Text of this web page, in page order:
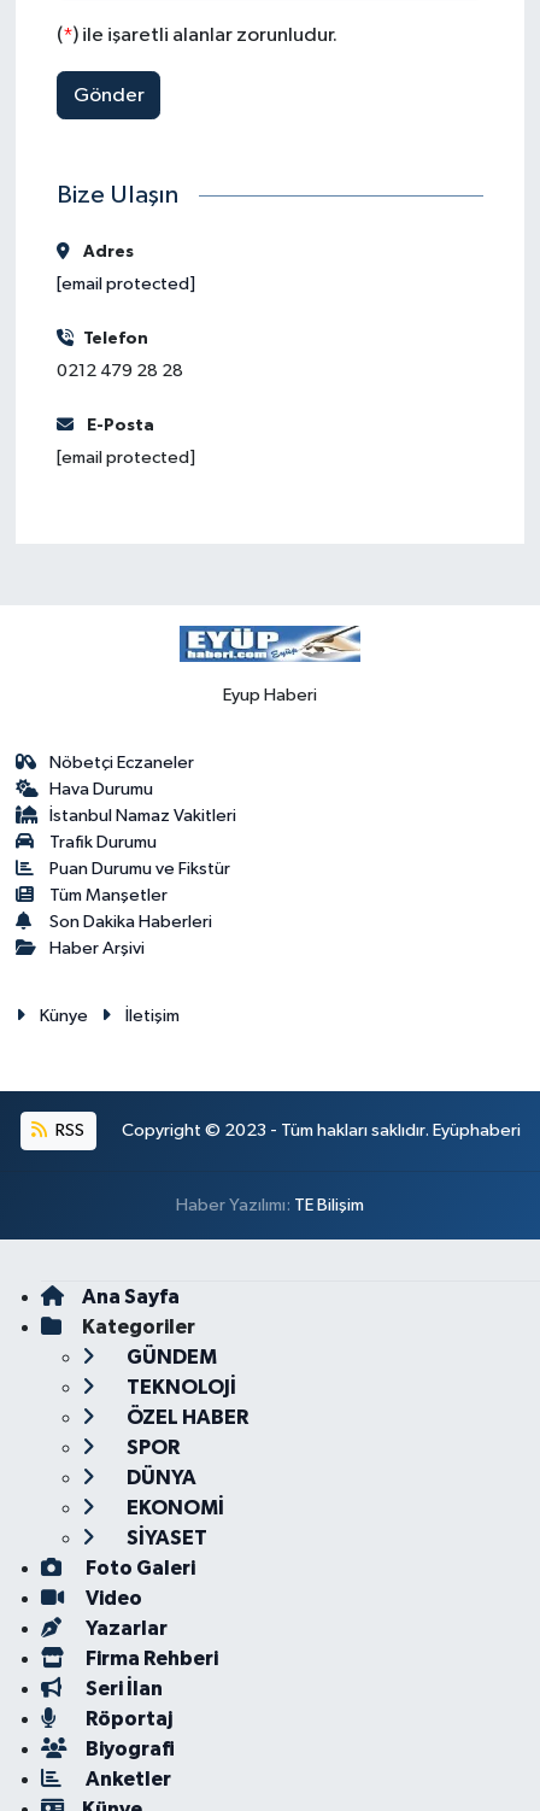
(*) ile işaretli alanlar zorunludur.
Gönder
Bize Ulaşın
Adres
[email protected]
Telefon
0212 479 28 28
E-Posta
[email protected]
Eyup Haberi
Nöbetçi Eczaneler
Hava Durumu
İstanbul Namaz Vakitleri
Trafik Durumu
Puan Durumu ve Fikstür
Tüm Manşetler
Son Dakika Haberleri
Haber Arşivi
Künye İletişim
RSS Copyright © 2023 - Tüm hakları saklıdır. Eyüphaberi
Haber Yazılımı: TE Bilişim
Ana Sayfa
Kategoriler
GÜNDEM
TEKNOLOJİ
ÖZEL HABER
SPOR
DÜNYA
EKONOMİ
SİYASET
Foto Galeri
Video
Yazarlar
Firma Rehberi
Seri İlan
Röportaj
Biyografi
Anketler